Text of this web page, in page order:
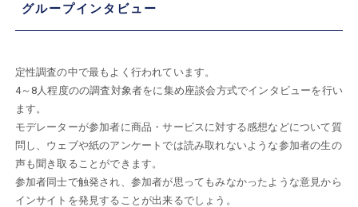
グループインタビュー
定性調査の中で最もよく行われています。
4～8人程度のの調査対象者をに集め座談会方式でインタビューを行い
ます。
モデレーターが参加者に商品・サービスに対する感想などについて質
問し、ウェブや紙のアンケートでは読み取れないような参加者の生の
声も聞き取ることができます。
参加者同士で触発され、参加者が思ってもみなかったような意見から
インサイトを発見することが出来るでしょう。